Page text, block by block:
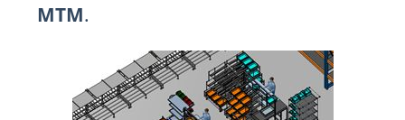
MTM.